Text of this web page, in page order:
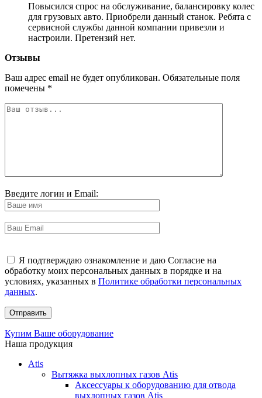
Повысился спрос на обслуживание, балансировку колес
для грузовых авто. Приобрели данный станок. Ребята с
сервисной службы данной компании привезли и
настроили. Претензий нет.
Отзывы
Ваш адрес email не будет опубликован. Обязательные поля
помечены *
Введите логин и Email:
Я подтверждаю ознакомление и даю Согласие на
обработку моих персональных данных в порядке и на
условиях, указанных в Политике обработки персональных
данных.
Купим Ваше оборудование
Наша продукция
Atis
Вытяжка выхлопных газов Atis
Аксессуары к оборудованию для отвода
выхлопных газов Atis